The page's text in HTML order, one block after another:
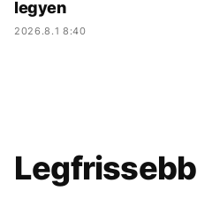
legyen
2026.8.1 8:40
Legfrissebb